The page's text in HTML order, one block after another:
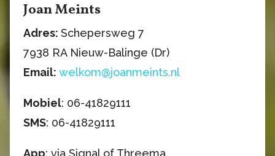
Joan Meints
Adres:Schepersweg 7
7938 RA Nieuw-Balinge (Dr)
Email:welkom@joanmeints.nl
Mobiel: 06-41829111
SMS: 06-41829111